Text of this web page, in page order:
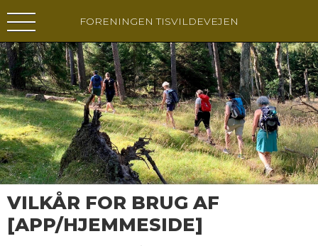
FORENINGEN TISVILDEVEJEN
VILKÅR FOR BRUG AF
[APP/HJEMMESIDE]